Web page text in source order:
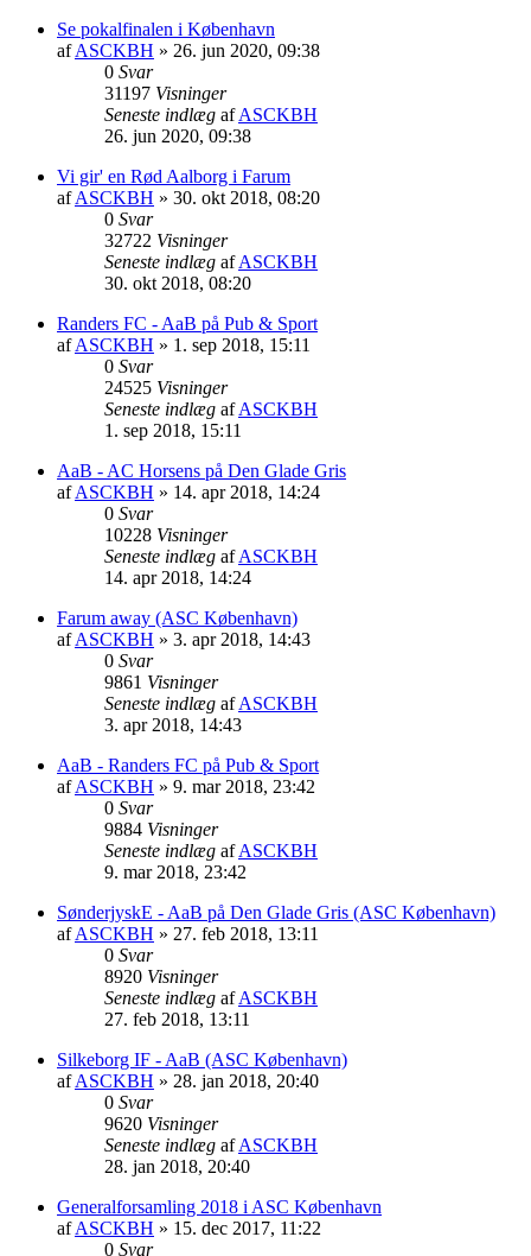
Se pokalfinalen i København
afASCKBH » 26. jun 2020, 09:38
0 Svar
31197 Visninger
Seneste indlæg afASCKBH
26. jun 2020, 09:38
Vi gir' en Rød Aalborg i Farum
afASCKBH » 30. okt 2018, 08:20
0 Svar
32722 Visninger
Seneste indlæg afASCKBH
30. okt 2018, 08:20
Randers FC - AaB på Pub & Sport
afASCKBH » 1. sep 2018, 15:11
0 Svar
24525 Visninger
Seneste indlæg afASCKBH
1. sep 2018, 15:11
AaB - AC Horsens på Den Glade Gris
afASCKBH » 14. apr 2018, 14:24
0 Svar
10228 Visninger
Seneste indlæg afASCKBH
14. apr 2018, 14:24
Farum away (ASC København)
afASCKBH » 3. apr 2018, 14:43
0 Svar
9861 Visninger
Seneste indlæg afASCKBH
3. apr 2018, 14:43
AaB - Randers FC på Pub & Sport
afASCKBH » 9. mar 2018, 23:42
0 Svar
9884 Visninger
Seneste indlæg afASCKBH
9. mar 2018, 23:42
SønderjyskE - AaB på Den Glade Gris (ASC København)
afASCKBH » 27. feb 2018, 13:11
0 Svar
8920 Visninger
Seneste indlæg afASCKBH
27. feb 2018, 13:11
Silkeborg IF - AaB (ASC København)
afASCKBH » 28. jan 2018, 20:40
0 Svar
9620 Visninger
Seneste indlæg afASCKBH
28. jan 2018, 20:40
Generalforsamling 2018 i ASC København
afASCKBH » 15. dec 2017, 11:22
0 Svar